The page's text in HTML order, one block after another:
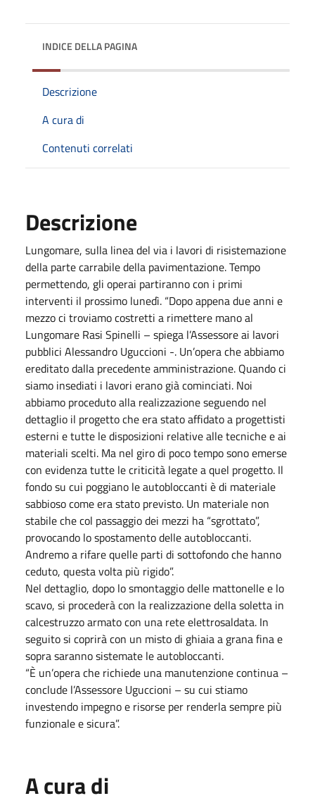
INDICE DELLA PAGINA
Descrizione
A cura di
Contenuti correlati
Descrizione
Lungomare, sulla linea del via i lavori di risistemazione
della parte carrabile della pavimentazione. Tempo
permettendo, gli operai partiranno con i primi
interventi il prossimo lunedì. “Dopo appena due anni e
mezzo ci troviamo costretti a rimettere mano al
Lungomare Rasi Spinelli – spiega l’Assessore ai lavori
pubblici Alessandro Uguccioni -. Un’opera che abbiamo
ereditato dalla precedente amministrazione. Quando ci
siamo insediati i lavori erano già cominciati. Noi
abbiamo proceduto alla realizzazione seguendo nel
dettaglio il progetto che era stato affidato a progettisti
esterni e tutte le disposizioni relative alle tecniche e ai
materiali scelti. Ma nel giro di poco tempo sono emerse
con evidenza tutte le criticità legate a quel progetto. Il
fondo su cui poggiano le autobloccanti è di materiale
sabbioso come era stato previsto. Un materiale non
stabile che col passaggio dei mezzi ha “sgrottato”,
provocando lo spostamento delle autobloccanti.
Andremo a rifare quelle parti di sottofondo che hanno
ceduto, questa volta più rigido”.
Nel dettaglio, dopo lo smontaggio delle mattonelle e lo
scavo, si procederà con la realizzazione della soletta in
calcestruzzo armato con una rete elettrosaldata. In
seguito si coprirà con un misto di ghiaia a grana fina e
sopra saranno sistemate le autobloccanti.
“È un’opera che richiede una manutenzione continua –
conclude l’Assessore Uguccioni – su cui stiamo
investendo impegno e risorse per renderla sempre più
funzionale e sicura”.
A cura di